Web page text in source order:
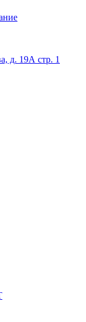
д. 19А стр. 1